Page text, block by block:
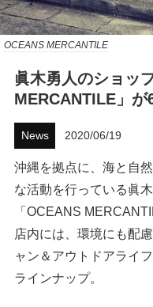
OCEANS MERCANTILE
眞木勇人のショッ
MERCANTILE」が
News 2020/06/19
沖縄を拠点に、海と自
な活動を行っている眞
「OCEANS
店内には、環境にも配
ャン＆アウトドアライ
ラインナップ。
特集
ハウツー
ホリデー
ウェストジ
イベント・リリース